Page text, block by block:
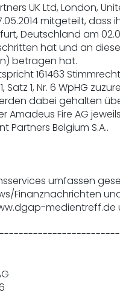
UK Ltd, London,
mitgeteilt,
Deutschland am
hat und an
betragen hat.
161463
1, Nr. 6 WpHG
dabei gehalten
Fire AG
Partners Belgium S.A..
umfassen
Finanznachrichten